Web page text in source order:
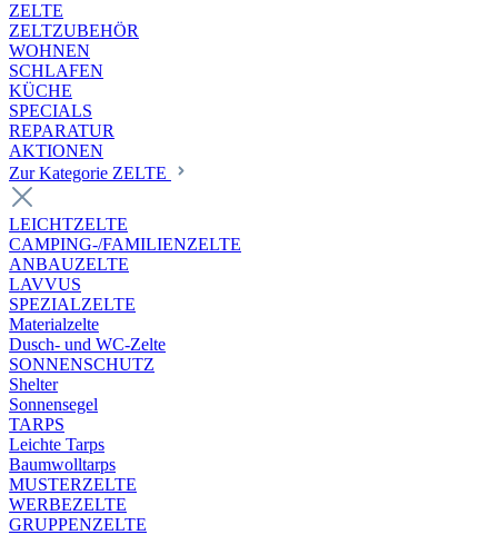
ZELTE
ZELTZUBEHÖR
WOHNEN
SCHLAFEN
KÜCHE
SPECIALS
REPARATUR
AKTIONEN
Zur Kategorie ZELTE
LEICHTZELTE
CAMPING-/FAMILIENZELTE
ANBAUZELTE
LAVVUS
SPEZIALZELTE
Materialzelte
Dusch- und WC-Zelte
SONNENSCHUTZ
Shelter
Sonnensegel
TARPS
Leichte Tarps
Baumwolltarps
MUSTERZELTE
WERBEZELTE
GRUPPENZELTE